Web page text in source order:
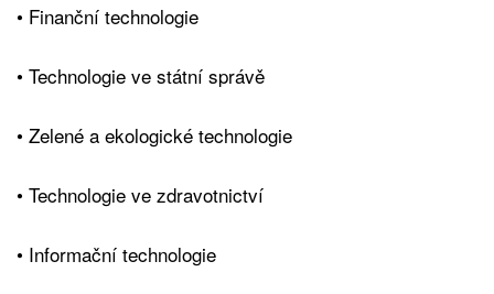
• Finanční technologie
• Technologie ve státní správě
• Zelené a ekologické technologie
• Technologie ve zdravotnictví
• Informační technologie